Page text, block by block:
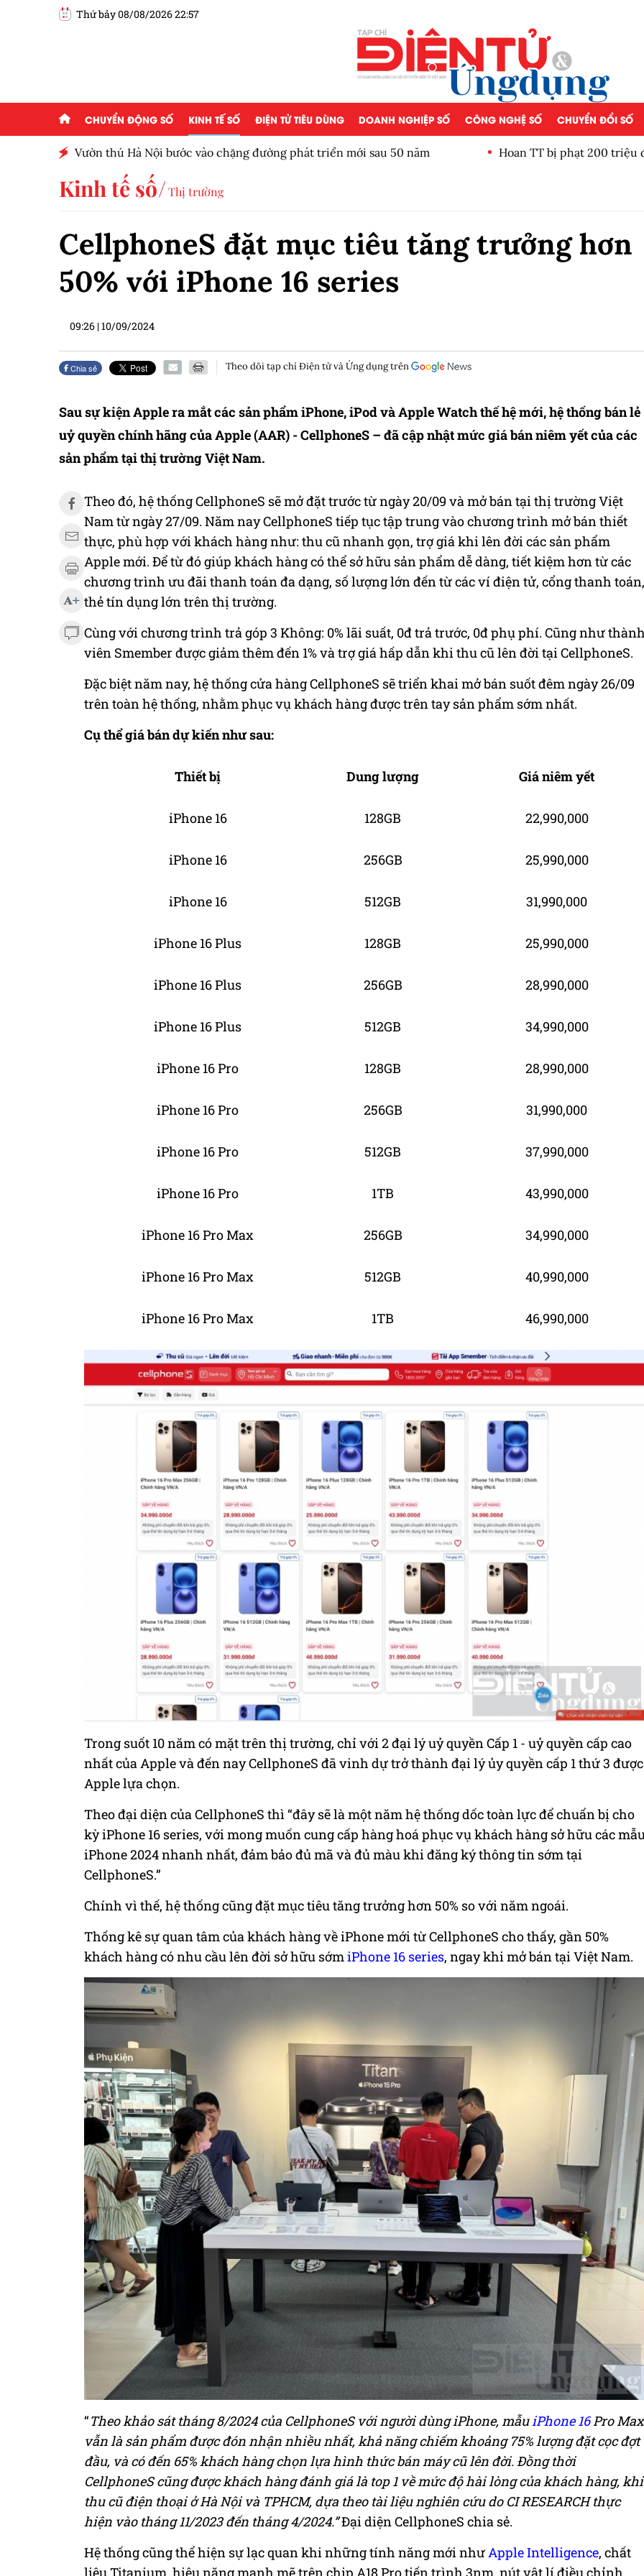
Thứ bảy 08/08/2026 22:57
CHUYỂN ĐỘNG SỐ KINH TẾ SỐ ĐIỆN TỬ TIÊU DÙNG DOANH NGHIỆP SỐ CÔNG NGHỆ SỐ CHUYỂN ĐỔI SỐ
Vườn thú Hà Nội bước vào chặng đường phát triển mới sau 50 năm Hoan TT bị phạt 200 triệu
Kinh tế số Thị trường
CellphoneS đặt mục tiêu tăng trưởng hơn
50% với iPhone 16 series
09:26 |10/09/2024
Chia sẻ Theo dõi tạp chí Điện tử và Ứng dụng trên
Sau sự kiện Apple ra mắt các sản phẩm iPhone, iPod và Apple Watch thế hệ mới, hệ thống bán lẻ
uỷ quyền chính hãng của Apple (AAR) - CellphoneS – đã cập nhật mức giá bán niêm yết của các
sản phẩm tại thị trường Việt Nam.
Theo đó, hệ thống CellphoneS sẽ mở đặt trước từ ngày 20/09 và mở bán tại thị trường Việt
Nam từ ngày 27/09. Năm nay CellphoneS tiếp tục tập trung vào chương trình mở bán thiết
thực, phù hợp với khách hàng như: thu cũ nhanh gọn, trợ giá khi lên đời các sản phẩm
Apple mới. Đểtừ đó giúp khách hàng có thể sở hữu sản phẩm dễ dàng, tiết kiệm hơn từ các
chương trình ưu đãi thanh toán đa dạng, số lượng lớn đến từ các ví điện tử, cổng thanh toán,
thẻ tín dụng lớn trên thị trường.
Cùng với chương trình trả góp 3 Không: 0% lãi suất, 0đ trả trước, 0đ phụ phí. Cũng như thành
viên Smember được giảm thêm đến 1% và trợ giá hấp dẫn khi thu cũ lên đời tại CellphoneS.
Đặc biệt năm nay, hệ thống cửa hàng CellphoneS sẽ triển khai mở bán suốt đêm ngày 26/09
trên toàn hệ thống, nhằm phục vụ khách hàng được trên tay sản phẩm sớm nhất.
Cụ thể giá bán dự kiến như sau:
Thiết bị Dung lượng Giá niêm yết
iPhone 16 128GB 22,990,000
iPhone 16 256GB 25,990,000
iPhone 16 512GB 31,990,000
iPhone 16 Plus 128GB 25,990,000
iPhone 16 Plus 256GB 28,990,000
iPhone 16 Plus 512GB 34,990,000
iPhone 16 Pro 128GB 28,990,000
iPhone 16 Pro 256GB 31,990,000
iPhone 16 Pro 512GB 37,990,000
iPhone 16 Pro 1TB 43,990,000
iPhone 16 Pro Max 256GB 34,990,000
iPhone 16 Pro Max 512GB 40,990,000
iPhone 16 Pro Max 1TB 46,990,000
Trong suốt 10 năm có mặt trên thị trường, chỉ với 2 đại lý uỷ quyền Cấp 1 - uỷ quyền cấp cao
nhất của Apple và đến nay CellphoneS đã vinh dự trở thành đại lý ủy quyền cấp 1 thứ 3 được
Apple lựa chọn.
Theo đại diện của CellphoneS thì “đây sẽ là một năm hệ thống dốc toàn lực để chuẩn bị cho
kỳ iPhone 16 series, với mong muốn cung cấp hàng hoá phục vụ khách hàng sở hữu các
iPhone 2024 nhanh nhất, đảm bảo đủ mã và đủ màu khi đăng ký thông tin sớm tại
CellphoneS.”
Chính vì thế, hệ thống cũng đặt mục tiêu tăng trưởng hơn 50% so với năm ngoái.
Thống kê sự quan tâm của khách hàng về iPhone mới từ CellphoneS cho thấy, gần 50%
khách hàng có nhu cầu lên đời sở hữu sớmiPhone 16 series, ngay khi mở bán tại Việt Nam.
“Theo khảo sát tháng 8/2024 của CellphoneS với người dùng iPhone, mẫuiPhone 16Pro Max
vẫn là sản phẩm được đón nhận nhiều nhất, khả năng chiếm khoảng 75% lượng đặt cọc đợt
đầu, và có đến 65% khách hàng chọn lựa hình thức bán máy cũ lên đời. Đồng thời
CellphoneS cũng được khách hàng đánh giá là top 1 về mức độ hài lòng của khách hàng, khi
thu cũ điện thoại ở Hà Nội và TPHCM, dựa theo tài liệu nghiên cứu do CI RESEARCH thực
hiện vào tháng 11/2023 đến tháng 4/2024.”Đại diện CellphoneS chia sẻ.
Hệ thống cũng thể hiện sự lạc quan khi những tính năng mới như Apple Intelligence, chất
liệu Titanium, hiệu năng mạnh mẽ trên chip A18 Pro tiến trình 3nm, nút vật lí điều chỉnh